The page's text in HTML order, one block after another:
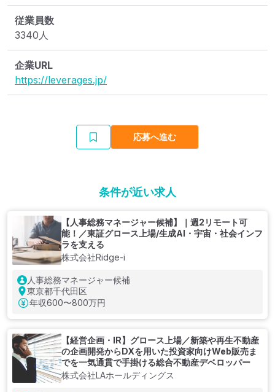
従業員数
3340人
企業URL
https://leverages.jp/
応募へ進む
条件が近い求人
【人事総務マネージャー候補】｜週2リモート可
能！／東証グロース上場/生成AI・宇宙・社会インフ
ラを支える
株式会社Ridge-i
人事総務マネージャー候補
東京都千代田区
年収600〜800万円
【経営企画・IR】グロース上場／新築や再生不動産
の企画開発からDXを用いた投資家向けWeb販売ま
でを一気通貫で手掛ける総合不動産デベロッパー
株式会社LAホールディングス